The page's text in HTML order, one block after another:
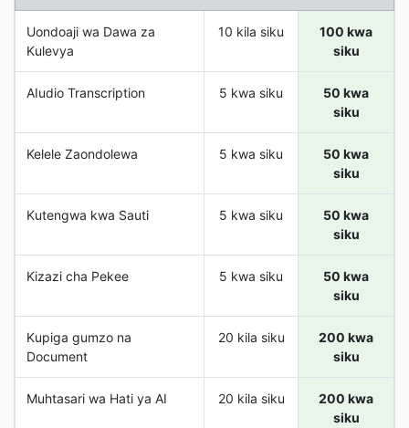
Uondoaji wa Dawa za
Kulevya
10 kila siku
100 kwa
siku
AIudio Transcription 5 kwa siku
50 kwa
siku
Kelele Zaondolewa 5 kwa siku
50 kwa
siku
Kutengwa kwa Sauti 5 kwa siku
50 kwa
siku
Kizazi cha Pekee 5 kwa siku
50 kwa
siku
Kupiga gumzo na
Document
20 kila siku
200 kwa
siku
Muhtasari wa Hati ya AI 20 kila siku
200 kwa
siku